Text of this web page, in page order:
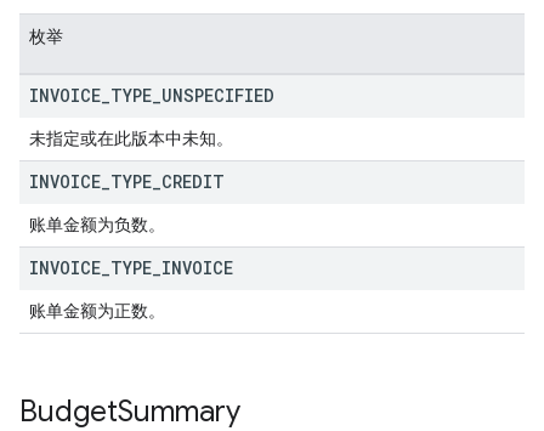
枚举
INVOICE TYPE UNSPECIFIED
未指定或在此版本中未知。
INVOICE TYPE CREDIT
账单金额为负数。
INVOICE TYPE INVOICE
账单金额为正数。
BudgetSummary